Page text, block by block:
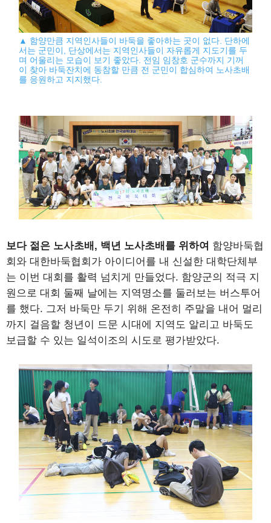
▲ 함양만큼 지역인사들이 바둑을 좋아하는 곳이 없다. 단하에
서는 군민이, 단상에서는 지역인사들이 자유롭게 지도기를 두
며 어울리는 모습이 보기 좋았다. 전임 임창호 군수까지 기꺼
이 찾아 바둑잔치에 동참할 만큼 전 군민이 합심하여 노사초배
를 응원하고 지지했다.
보다 젊은 노사초배, 백년 노사초배를 위하여 함양바둑협
회와 대한바둑협회가 아이디어를 내 신설한 대학단체부
는 이번 대회를 활력 넘치게 만들었다. 함양군의 적극 지
원으로 대회 둘째 날에는 지역명소를 둘러보는 버스투어
를 했다. 그저 바둑만 두기 위해 온전히 주말을 내어 멀리
까지 걸음할 청년이 드문 시대에 지역도 알리고 바둑도
보급할 수 있는 일석이조의 시도로 평가받았다.